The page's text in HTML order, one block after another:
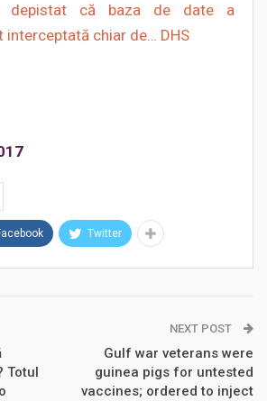
depistat că baza de date a
chiar de… DHS
Twitter
Totul
NEXT POST
Gulf war veterans were
guinea pigs for untested
vaccines; ordered to inject